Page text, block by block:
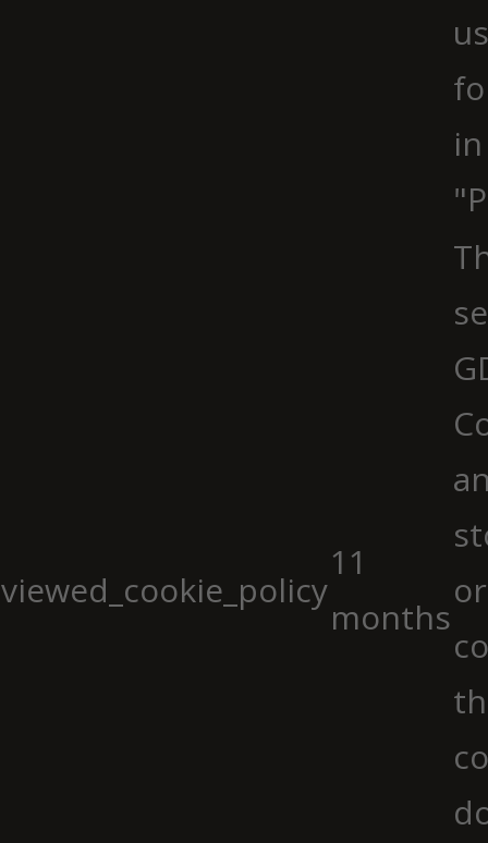
viewed_cookie_policy
11
months